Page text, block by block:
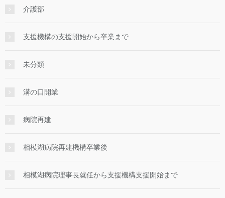
介護部
支援機構の支援開始から卒業まで
未分類
溝の口開業
病院再建
相模湖病院再建機構卒業後
相模湖病院理事長就任から支援機構支援開始まで